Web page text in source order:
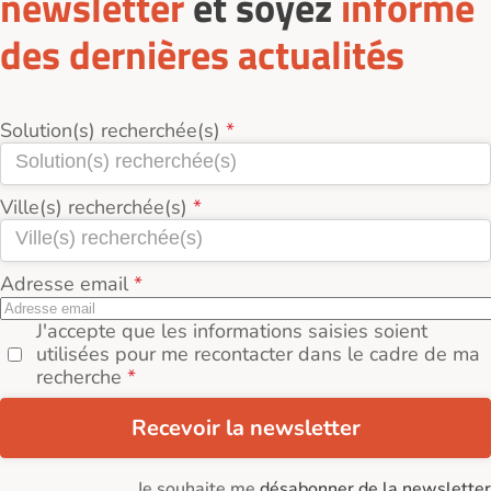
des dernières actualités
Solution(s) recherchée(s)
Ville(s) recherchée(s)
Adresse email
J'accepte que les informations saisies soient
utilisées pour me recontacter dans le cadre de ma
recherche
Recevoir la newsletter